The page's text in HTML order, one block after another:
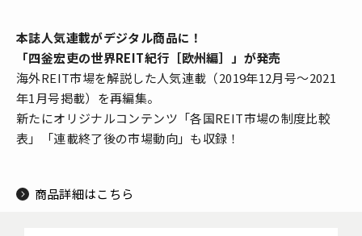
本誌人気連載がデジタル商品に！
「四釡宏吏の世界REIT紀行［欧州編］」が発売
海外REIT市場を解説した人気連載（2019年12月号～2021
年1月号掲載）を再編集。
新たにオリジナルコンテンツ「各国REIT市場の制度比較
表」「連載終了後の市場動向」も収録！
商品詳細はこちら